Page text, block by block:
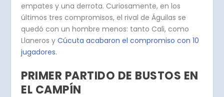
empates y una derrota. Curiosamente, en los
últimos tres compromisos, el rival de Águilas se
quedó con un hombre menos: tanto Cali, como
Llaneros y Cúcuta acabaron el compromiso con 10
jugadores.
PRIMER PARTIDO DE BUSTOS EN
EL CAMPÍN